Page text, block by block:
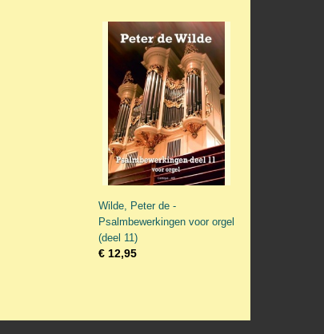
Wilde, Peter de -
Psalmbewerkingen voor orgel
(deel 11)
€ 12,95